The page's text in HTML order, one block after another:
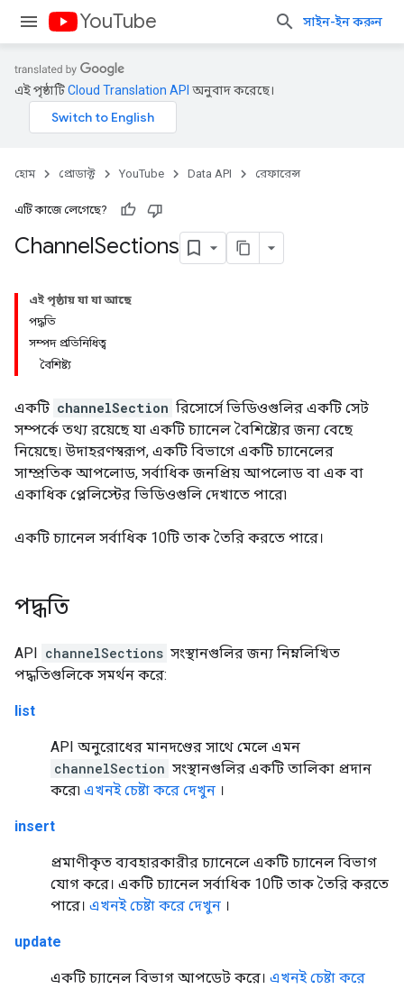
YouTube সাইন-ইন করুন
এই পৃষ্ঠাটিCloud Translation API অনুবাদ করেছে।
হোম প্রোডাক্ট YouTube Data API রেফারেন্স
এটি কাজে লেগেছে?
ChannelSections
এই পৃষ্ঠায় যা যা আছে
পদ্ধতি
সম্পদ প্রতিনিধিত্ব
বৈশিষ্ট্য
একটি channelSection রিসোর্সে ভিডিওগুলির একটি সেট
সম্পর্কে তথ্য রয়েছে যা একটি চ্যানেল বৈশিষ্ট্যের জন্য বেছে
নিয়েছে। উদাহরণস্বরূপ, একটি বিভাগে একটি চ্যানেলের
সাম্প্রতিক আপলোড, সর্বাধিক জনপ্রিয় আপলোড বা এক বা
একাধিক প্লেলিস্টের ভিডিওগুলি দেখাতে পারে৷
একটি চ্যানেল সর্বাধিক 10টি তাক তৈরি করতে পারে।
পদ্ধতি
API channelSections সংস্থানগুলির জন্য নিম্নলিখিত
পদ্ধতিগুলিকে সমর্থন করে:
list
API অনুরোধের মানদণ্ডের সাথে মেলে এমন
channelSection সংস্থানগুলির একটি তালিকা প্রদান
করে৷ এখনই চেষ্টা করে দেখুন ।
insert
প্রমাণীকৃত ব্যবহারকারীর চ্যানেলে একটি চ্যানেল বিভাগ
যোগ করে। একটি চ্যানেল সর্বাধিক 10টি তাক তৈরি করতে
পারে। এখনই চেষ্টা করে দেখুন ।
update
একটি চ্যানেল বিভাগ আপডেট করে। এখনই চেষ্টা করে